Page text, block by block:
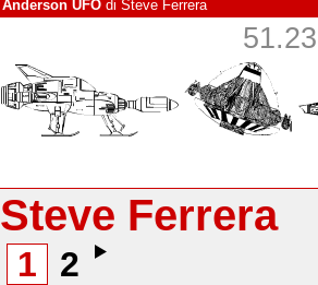
Anderson UFO di Steve Ferrera
Steve Ferrera
1 2